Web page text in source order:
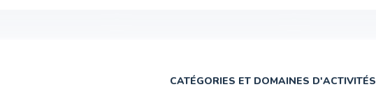
CATÉGORIES ET DOMAINES D'ACTIVITÉS